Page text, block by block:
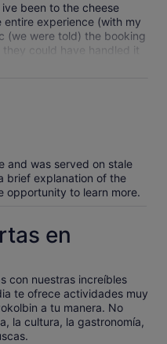
been to the cheese
experience (with my
(we were told) the booking
could have handled it
4 adults & 2 kids, not
they prepared only 4 for
for the kids :(
and was served on stale
brief explanation of the
opportunity to learn more.
en
con nuestras increíbles
te ofrece actividades muy
a tu manera. No
la cultura, la gastronomía,